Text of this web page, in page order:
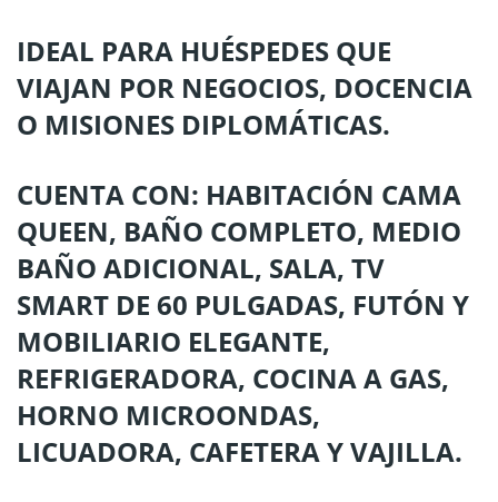
IDEAL PARA HUÉSPEDES QUE
VIAJAN POR NEGOCIOS, DOCENCIA
O MISIONES DIPLOMÁTICAS.
CUENTA CON: HABITACIÓN CAMA
QUEEN, BAÑO COMPLETO, MEDIO
BAÑO ADICIONAL, SALA, TV
SMART DE 60 PULGADAS, FUTÓN Y
MOBILIARIO ELEGANTE,
REFRIGERADORA, COCINA A GAS,
HORNO MICROONDAS,
LICUADORA, CAFETERA Y VAJILLA.